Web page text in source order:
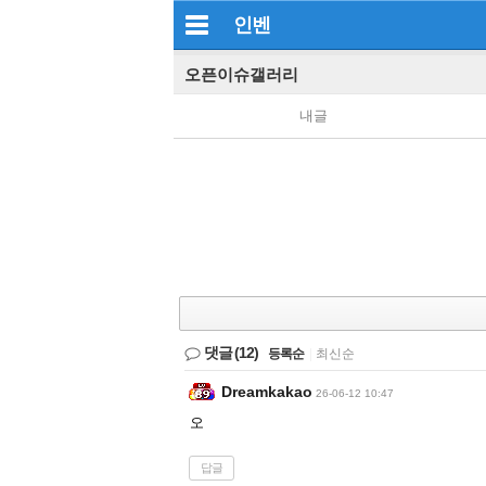
인벤
오픈이슈갤러리
내글
댓글(12) 등록순 최신순
Dreamkakao 26-06-12 10:47
오
답글